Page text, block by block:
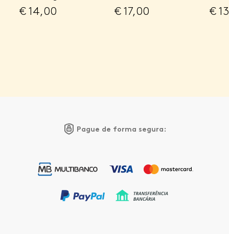
€14,00 €17,00 €
Pague de forma segura: